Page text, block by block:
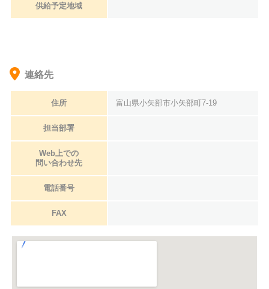
供給予定地域
連絡先
住所 富山県小矢部市小矢部町7-19
担当部署
Web上での
問い合わせ先
電話番号
FAX